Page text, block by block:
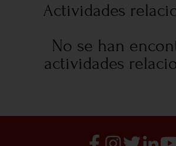
Actividades
No se han
actividades